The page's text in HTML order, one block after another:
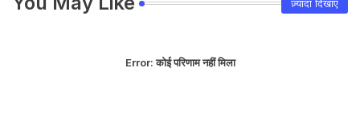
ज़्यादा दिखाएं
Error:कोई परिणाम नहीं मिला